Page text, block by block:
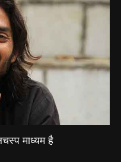
माध्यम है